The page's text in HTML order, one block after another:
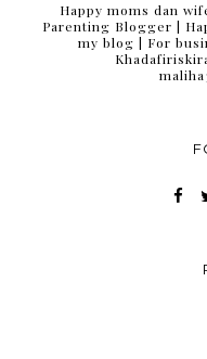
Happy moms dan
Parenting Blogger |
my blog | For